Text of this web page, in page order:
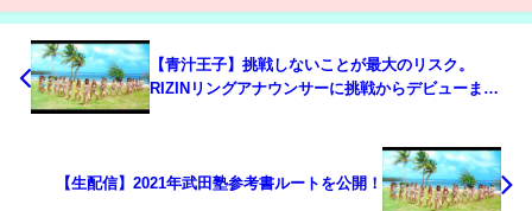
【青汁王子】挑戦しないことが最大のリスク。
RIZINリングアナウンサーに挑戦からデビューまで
【生配信】2021年武田塾参考書ルートを公開！